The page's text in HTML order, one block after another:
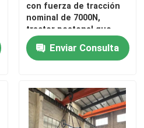
con fuerza de tracción
nominal de 7000N,
tractor peatonal que
ofrece velocidad de
conducción y
elevación y transporte
de cargas pesadas
Enviar Consulta